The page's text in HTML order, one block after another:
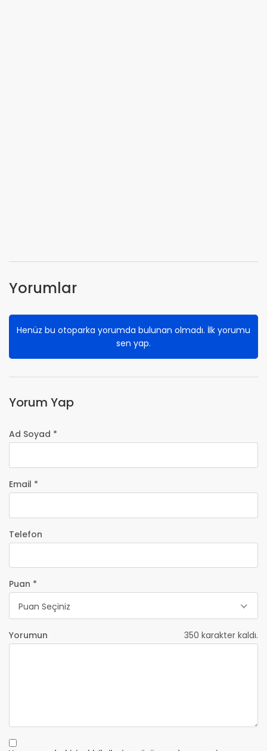
Yorumlar
Henüz bu otoparka yorumda bulunan olmadı. İlk yorumu
sen yap.
Yorum Yap
Ad Soyad *
Email *
Telefon
Puan *
Puan Seçiniz
Yorumun 350 karakter kaldı.